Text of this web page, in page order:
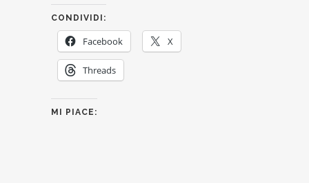
CONDIVIDI:
Facebook X
Threads
MI PIACE: